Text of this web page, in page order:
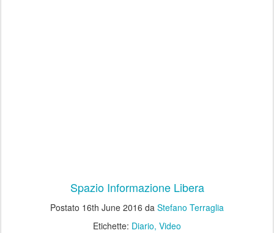
Spazio Informazione Libera
Postato 16th June 2016 da Stefano Terraglia
Etichette: Diario Video